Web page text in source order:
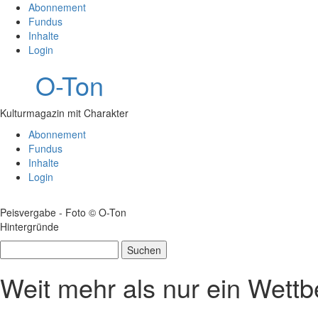
Abonnement
Fundus
Inhalte
Login
O-Ton
Kulturmagazin mit Charakter
Abonnement
Fundus
Inhalte
Login
Peisvergabe - Foto © O-Ton
Hintergründe
nach:
Weit mehr als nur ein